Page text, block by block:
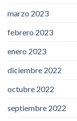
marzo 2023
febrero 2023
enero 2023
diciembre 2022
octubre 2022
septiembre 2022